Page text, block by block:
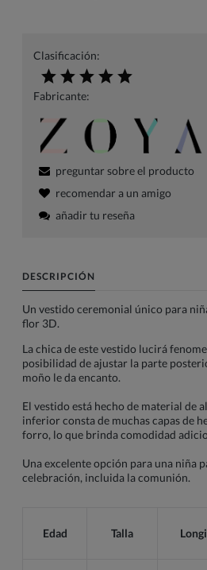
Clasificación:
Fabricante:
preguntar sobre el producto
recomendar a un amigo
añadir tu reseña
DESCRIPCIÓN
Un vestido ceremonial único para
flor 3D.
La chica de este vestido lucirá
posibilidad de ajustar la parte
moño le da encanto.
El vestido está hecho de material de
inferior consta de muchas capas de
forro, lo que brinda comodidad
Una excelente opción para una niña
celebración, incluida la comunión.
Edad Talla